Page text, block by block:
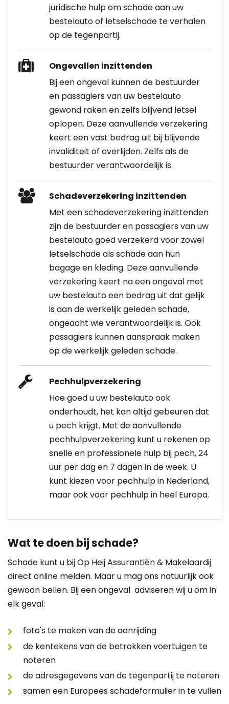
juridische hulp om schade aan uw
bestelauto of letselschade te verhalen
op de tegenpartij.
Ongevallen inzittenden
Bij een ongeval kunnen de bestuurder
en passagiers van uw bestelauto
gewond raken en zelfs blijvend letsel
oplopen. Deze aanvullende verzekering
keert een vast bedrag uit bij blijvende
invaliditeit of overlijden. Zelfs als de
bestuurder verantwoordelijk is.
Schadeverzekering inzittenden
Met een schadeverzekering inzittenden
zijn de bestuurder en passagiers van uw
bestelauto goed verzekerd voor zowel
letselschade als schade aan hun
bagage en kleding. Deze aanvullende
verzekering keert na een ongeval met
uw bestelauto een bedrag uit dat gelijk
is aan de werkelijk geleden schade,
ongeacht wie verantwoordelijk is. Ook
passagiers kunnen aanspraak maken
op de werkelijk geleden schade.
Pechhulpverzekering
Hoe goed u uw bestelauto ook
onderhoudt, het kan altijd gebeuren dat
u pech krijgt. Met de aanvullende
pechhulpverzekering kunt u rekenen op
snelle en professionele hulp bij pech, 24
uur per dag en 7 dagen in de week. U
kunt kiezen voor pechhulp in Nederland,
maar ook voor pechhulp in heel Europa.
Wat te doen bij schade?
Schade kunt u bij Op Heij Assurantiën & Makelaardij
direct online melden. Maar u mag ons natuurlijk ook
gewoon bellen. Bij een ongeval adviseren wij u om in
elk geval:
foto's te maken van de aanrijding
de kentekens van de betrokken voertuigen te
noteren
de adresgegevens van de tegenpartij te noteren
samen een Europees schadeformulier in te vullen